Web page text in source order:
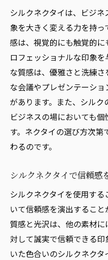
シルクネクタイは、ビジ
象を大きく変える力を持
感は、視覚的にも触覚的
ロフェッショナルな印象
な質感は、優雅さと洗練
な会議やプレゼンテーシ
があります。また、シルク
ビジネスの場においても
す。ネクタイの選び方次
わるのです。
シルクネクタイで信頼感
シルクネクタイを使用す
いて信頼感を演出するこ
質感と光沢は、他の素材
対して誠実で信頼できる
いた色合いのシルクネク